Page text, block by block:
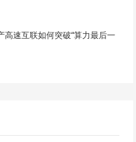
高速互联如何突破“算力最后一